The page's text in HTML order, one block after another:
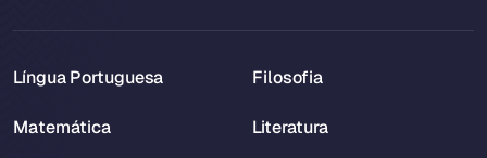
Língua Portuguesa
Matemática
Filosofia
Literatura